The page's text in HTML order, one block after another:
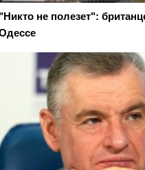
"Никто не полезет":